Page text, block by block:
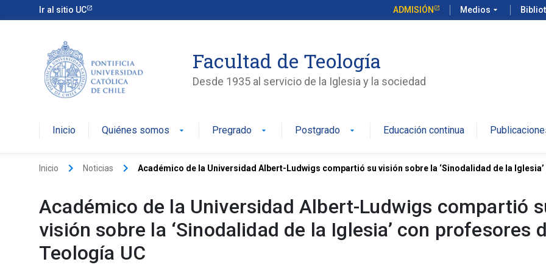
Ir al sitio UC ADMISIÓN Medios arrow_drop_down
Facultad de Teología
Desde 1935 al servicio de la Iglesia y la sociedad
Inicio Quiénes somos arrow_drop_down Pregrado arrow_drop_down Postgrado arrow_drop_down Educación continua
Inicio keyboard_arrow_right Noticias keyboard_arrow_right Académico de la Universidad Albert-Ludwigs compartió su visión sobre la ‘Sinodalidad de la
Académico de la Universidad Albert-Ludwigs compartió
visión sobre la ‘Sinodalidad de la Iglesia’ con profesores
Teología UC